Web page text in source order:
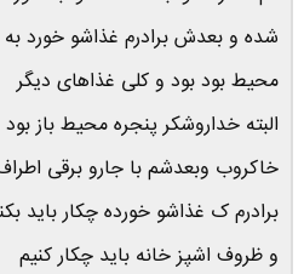
شده و بعدش برادرم غذاشو خورد به
محیط بود بود و کلی غذاهای دیگر
البته خداروشکر پنجره محیط باز بود
خاکروب وبعدشم با جارو برقی
برادرم ک غذاشو خورده چکار باید
و ظروف اشپز خانه باید چکار کنیم